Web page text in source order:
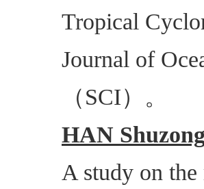
Tropical
Journal of
（SCI）。
HAN Shuzong
A study on